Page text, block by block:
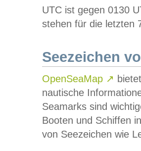
UTC ist gegen 0130
stehen für die letzten
Seezeichen
OpenSeaMap ↗
nautische
Seamarks sind
Booten und Schiffen
von Seezeichen wie